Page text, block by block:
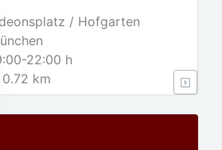
/ Hofgarten
22:00 h
0.72 km